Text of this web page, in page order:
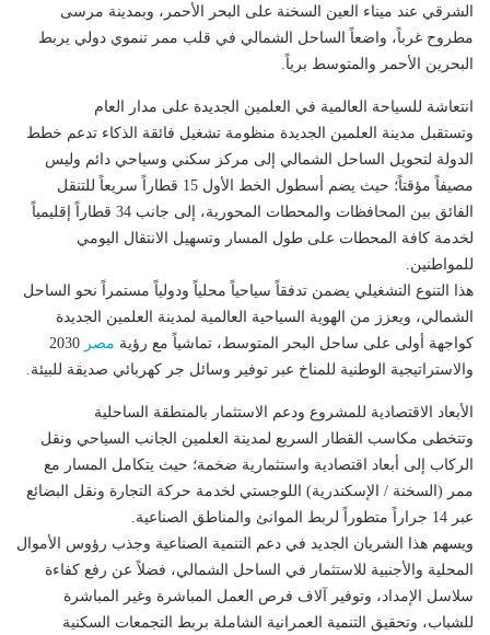
الشرقي عند ميناء العين السخنة على البحر الأحمر، وبمدينة مرسى
مطروح غرباً، واضعاً الساحل الشمالي في قلب ممر تنموي دولي يربط
البحرين الأحمر والمتوسط برياً.
​انتعاشة للسياحة العالمية في العلمين الجديدة على مدار العام
​وتستقبل مدينة العلمين الجديدة منظومة تشغيل فائقة الذكاء تدعم خطط
الدولة لتحويل الساحل الشمالي إلى مركز سكني وسياحي دائم وليس
مصيفاً مؤقتاً؛ حيث يضم أسطول الخط الأول 15 قطاراً سريعاً للتنقل
الفائق بين المحافظات والمحطات المحورية، إلى جانب 34 قطاراً إقليمياً
لخدمة كافة المحطات على طول المسار وتسهيل الانتقال اليومي
للمواطنين.
​هذا التنوع التشغيلي يضمن تدفقاً سياحياً محلياً ودولياً مستمراً نحو الساحل
الشمالي، ويعزز من الهوية السياحية العالمية لمدينة العلمين الجديدة
كواجهة أولى على ساحل البحر المتوسط، تماشياً مع رؤية مصر 2030
والاستراتيجية الوطنية للمناخ عبر توفير وسائل جر كهربائي صديقة للبيئة.
​الأبعاد الاقتصادية للمشروع ودعم الاستثمار بالمنطقة الساحلية
​وتتخطى مكاسب القطار السريع لمدينة العلمين الجانب السياحي ونقل
الركاب إلى أبعاد اقتصادية واستثمارية ضخمة؛ حيث يتكامل المسار مع
ممر (السخنة / الإسكندرية) اللوجستي لخدمة حركة التجارة ونقل البضائع
عبر 14 جراراً متطوراً لربط الموانئ والمناطق الصناعية.
​ويسهم هذا الشريان الجديد في دعم التنمية الصناعية وجذب رؤوس الأموال
المحلية والأجنبية للاستثمار في الساحل الشمالي، فضلاً عن رفع كفاءة
سلاسل الإمداد، وتوفير آلاف فرص العمل المباشرة وغير المباشرة
للشباب، وتحقيق التنمية العمرانية الشاملة بربط التجمعات السكنية